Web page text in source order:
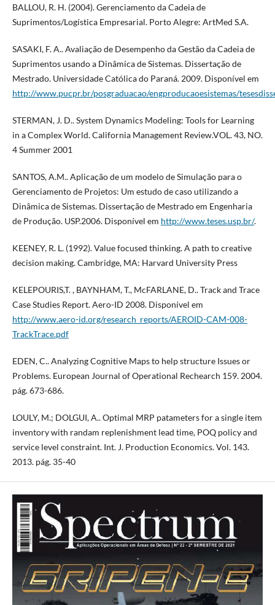
BALLOU, R. H. (2004). Gerenciamento da Cadeia de
Suprimentos/Logística Empresarial. Porto Alegre: ArtMed S.A.
SASAKI, F. A.. Avaliação de Desempenho da Gestão da Cadeia de
Suprimentos usando a Dinâmica de Sistemas. Dissertação de
Mestrado. Universidade Católica do Paraná. 2009. Disponível em
http://www.pucpr.br/posgraduacao/engproducaoesistemas/
STERMAN, J. D.. System Dynamics Modeling: Tools for Learning
in a Complex World. California Management Review.VOL. 43, NO.
4 Summer 2001
SANTOS, A.M.. Aplicação de um modelo de Simulação para o
Gerenciamento de Projetos: Um estudo de caso utilizando a
Dinâmica de Sistemas. Dissertação de Mestrado em Engenharia
de Produção. USP.2006. Disponível em http://www.teses.usp.br/.
KEENEY, R. L. (1992). Value focused thinking. A path to creative
decision making. Cambridge, MA: Harvard University Press
KELEPOURIS,T. , BAYNHAM, T., McFARLANE, D.. Track and Trace
Case Studies Report. Aero-ID 2008. Disponível em
http://www.aero-id.org/research_reports/AEROID-CAM-008-
TrackTrace.pdf
EDEN, C.. Analyzing Cognitive Maps to help structure Issues or
Problems. European Journal of Operational Rechearch 159. 2004.
pág. 673-686.
LOULY, M.; DOLGUI, A.. Optimal MRP patameters for a single item
inventory with randam replenishment lead time, POQ policy and
service level constraint. Int. J. Production Economics. Vol. 143.
2013. pág. 35-40